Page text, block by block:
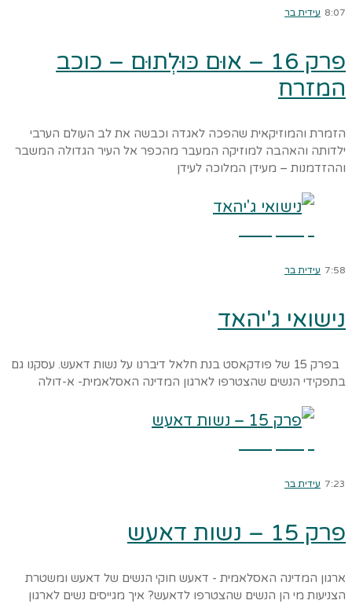
8:07 עידית בר
פרק 16 – אוּם כּוּלְתוּם – כוכב
המזרח
הזמרת והמוזיקאית שהפכה לאגדה וכבשה את לב העולם הערבי
ילדותה והאהבה למוזיקה המעבר מהכפר אל העיר הגדולה המשבר
וההזדמנות – מעידן המלוכה לעידן
7:58 עידית בר
נישואי ג'יהאד
בפרק 15 של פודקאסט בנת חלאל דיברנו על נשות דאעש. עסקנו גם
בתפקידי הנשים שהצטרפו לארגון המדינה האסלאמית- א-דולה
7:23 עידית בר
פרק 15 – נשות דאעש
ארגון המדינה האסלאמית - דאעש חוקי הנשים של דאעש ומשטרת
הצניעות מי הן הנשים שהצטרפו לדאעש? איך מגייסים נשים לארגון